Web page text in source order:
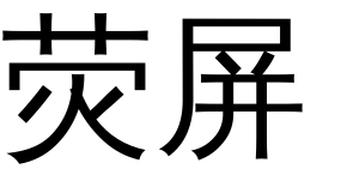
荧屏